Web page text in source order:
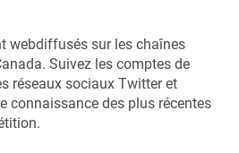
webdiffusés sur les chaînes
Suivez les comptes de
réseaux sociaux Twitter et
connaissance des plus récentes